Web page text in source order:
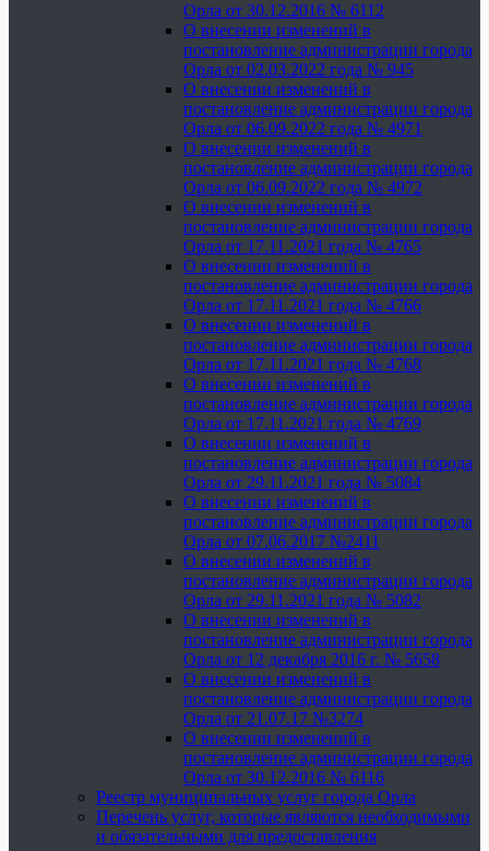
Орла от 30.12.2016 № 6112
О внесении изменений в
постановление администрации города
Орла от 02.03.2022 года № 945
О внесении изменений в
постановление администрации города
Орла от 06.09.2022 года № 4971
О внесении изменений в
постановление администрации города
Орла от 06.09.2022 года № 4972
О внесении изменений в
постановление администрации города
Орла от 17.11.2021 года № 4765
О внесении изменений в
постановление администрации города
Орла от 17.11.2021 года № 4766
О внесении изменений в
постановление администрации города
Орла от 17.11.2021 года № 4768
О внесении изменений в
постановление администрации города
Орла от 17.11.2021 года № 4769
О внесении изменений в
постановление администрации города
Орла от 29.11.2021 года № 5084
О внесении изменений в
постановление администрации города
Орла от 07.06.2017 №2411
О внесении изменений в
постановление администрации города
Орла от 29.11.2021 года № 5082
О внесении изменений в
постановление администрации города
Орла от 12 декабря 2016 г. № 5658
О внесении изменений в
постановление администрации города
Орла от 21.07.17 №3274
О внесении изменений в
постановление администрации города
Орла от 30.12.2016 № 6116
Реестр муниципальных услуг города Орла
Перечень услуг, которые являются необходимыми
и обязательными для предоставления